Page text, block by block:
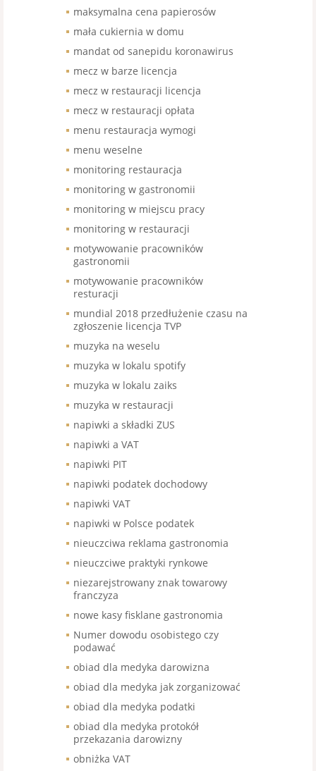
maksymalna cena papierosów
mała cukiernia w domu
mandat od sanepidu koronawirus
mecz w barze licencja
mecz w restauracji licencja
mecz w restauracji opłata
menu restauracja wymogi
menu weselne
monitoring restauracja
monitoring w gastronomii
monitoring w miejscu pracy
monitoring w restauracji
motywowanie pracowników
gastronomii
motywowanie pracowników
resturacji
mundial 2018 przedłużenie czasu na
zgłoszenie licencja TVP
muzyka na weselu
muzyka w lokalu spotify
muzyka w lokalu zaiks
muzyka w restauracji
napiwki a składki ZUS
napiwki a VAT
napiwki PIT
napiwki podatek dochodowy
napiwki VAT
napiwki w Polsce podatek
nieuczciwa reklama gastronomia
nieuczciwe praktyki rynkowe
niezarejstrowany znak towarowy
franczyza
nowe kasy fisklane gastronomia
Numer dowodu osobistego czy
podawać
obiad dla medyka darowizna
obiad dla medyka jak zorganizować
obiad dla medyka podatki
obiad dla medyka protokół
przekazania darowizny
obniżka VAT